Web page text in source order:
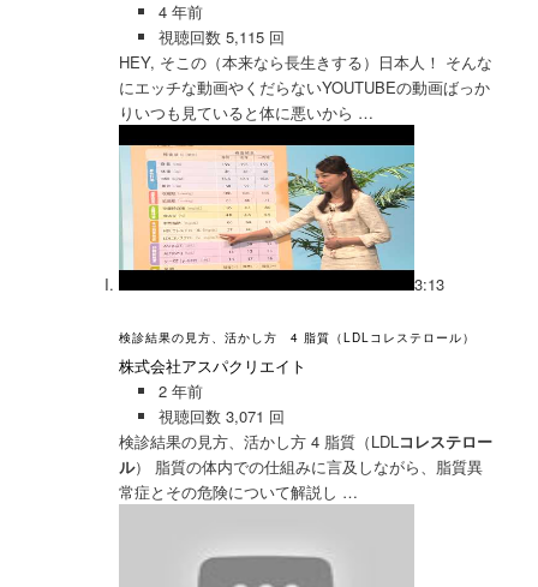
4 年前
視聴回数 5,115 回
HEY, そこの（本来なら長生きする）日本人！ そんな
にエッチな動画やくだらないYOUTUBEの動画ばっか
りいつも見ていると体に悪いから …
3:13
検診結果の見方、活かし方 4 脂質（LDLコレステロール）
株式会社アスパクリエイト
2 年前
視聴回数 3,071 回
検診結果の見方、活かし方 4 脂質（LDLコレステロー
ル） 脂質の体内での仕組みに言及しながら、脂質異
常症とその危険について解説し …